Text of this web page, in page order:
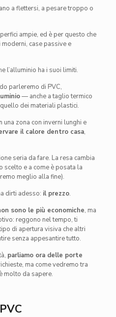
a flettersi, a pesare troppo o
ampie, ed è per questo che
case passive e
l’alluminio ha i suoi limiti.
parleremo di PVC,
— anche a taglio termico
dei materiali plastici.
una zona con inverni lunghi e
il calore dentro casa,
seria da fare. La resa cambia
scelto e a come è posata la
meglio alla fine).
dirti adesso: il prezzo.
sono le più economiche, ma
reggono nel tempo, ti
di apertura visiva che altri
senza appesantire tutto.
parliamo ora delle porte
ma come vedremo tra
molto da sapere.